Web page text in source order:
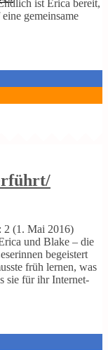
ist Erica bereit,
gemeinsame
2 (1. Mai 2016)
und Blake – die
begeistert
früh lernen, was
sie für ihr Internet-